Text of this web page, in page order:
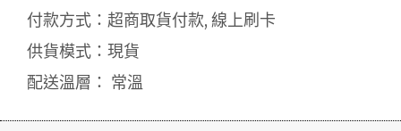
付款方式：超商取貨付款, 線上刷卡
供貨模式：現貨
配送溫層： 常溫